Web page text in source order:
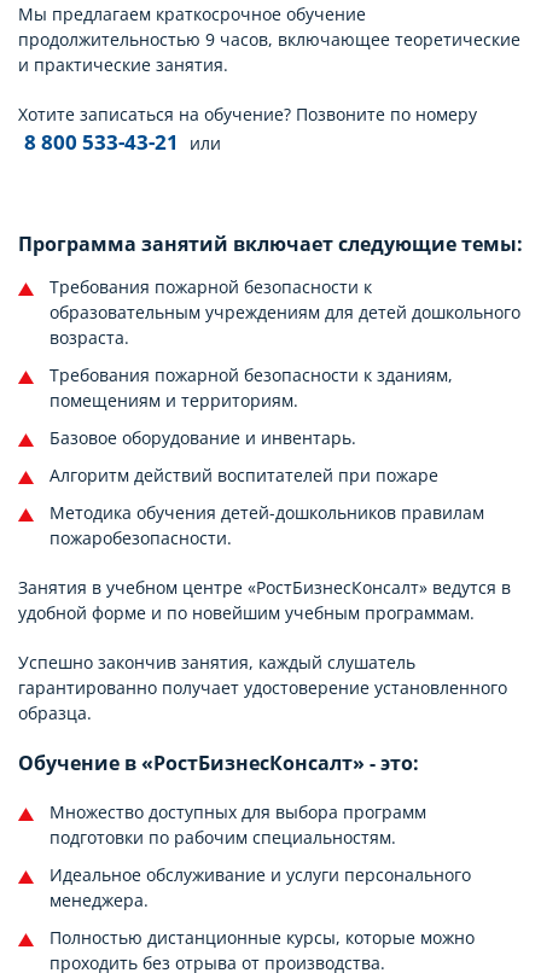
Мы предлагаем краткосрочное обучение
продолжительностью 9 часов, включающее теоретические
и практические занятия.
Хотите записаться на обучение? Позвоните по номеру
8 800 533-43-21 или
Программа занятий включает следующие темы:
Требования пожарной безопасности к
образовательным учреждениям для детей дошкольного
возраста.
Требования пожарной безопасности к зданиям,
помещениям и территориям.
Базовое оборудование и инвентарь.
Алгоритм действий воспитателей при пожаре
Методика обучения детей-дошкольников правилам
пожаробезопасности.
Занятия в учебном центре «РостБизнесКонсалт» ведутся в
удобной форме и по новейшим учебным программам.
Успешно закончив занятия, каждый слушатель
гарантированно получает удостоверение установленного
образца.
Обучение в «РостБизнесКонсалт» - это:
Множество доступных для выбора программ
подготовки по рабочим специальностям.
Идеальное обслуживание и услуги персонального
менеджера.
Полностью дистанционные курсы, которые можно
проходить без отрыва от производства.